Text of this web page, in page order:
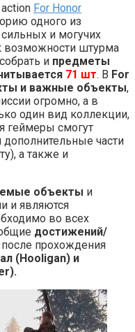
For Honor
одного из
и могучих
возможности штурма
и предметы
71 шт. В For
и важные объекты,
огромно, а в
один вид коллекции,
геймеры смогут
части
а также и
объекты и
и являются
во всех
достижений/
после прохождения
(Hooligan) и